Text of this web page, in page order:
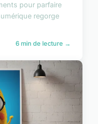
pour parfaire
regorge
6 min de lecture →